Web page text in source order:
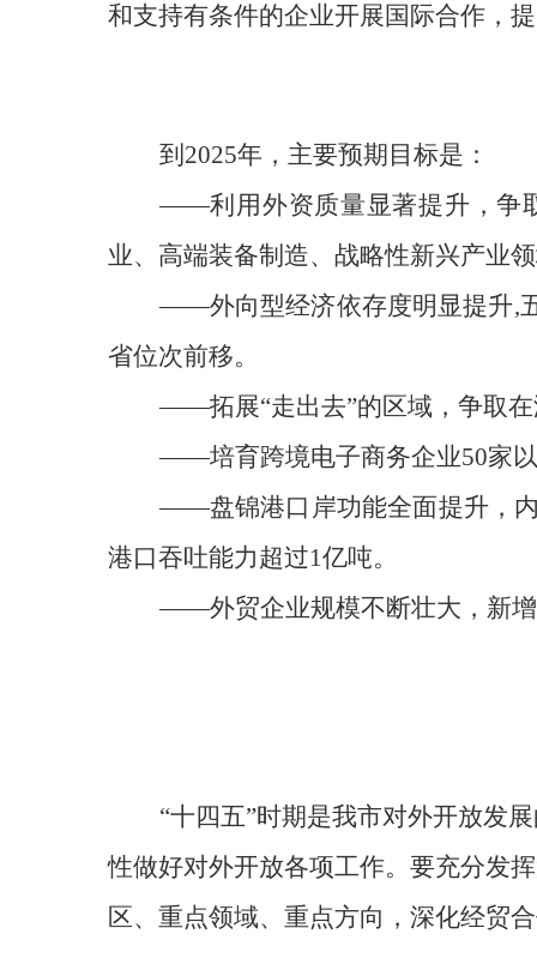
和支持有条件的企业开展国际合作 ，
到2025年，主要预期目标是：
——利用外资质量显著提升，争
业、 高端装备制造、战略性新兴产业
——外向型经济依存度明显提升,
省位次前移。
——拓展“走出去”的区域，争取在
——培育跨境电子商务企业50家
——盘锦港口岸功能全面提升，
港口吞吐能力超过1亿吨。
——外贸企业规模不断壮大，新增
“十四五”时期是我市对外开放发
性做好对外开放各项工作。要充分发挥
区、重点领域、重点方向，深化经贸